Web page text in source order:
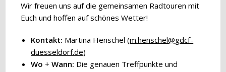
Wir freuen uns auf die gemeinsamen Radtouren mit
Euch und hoffen auf schönes Wetter!
Kontakt: Martina Henschel (m.henschel@gdcf-
duesseldorf.de)
Wo +Wann: Die genauen Treffpunkte und